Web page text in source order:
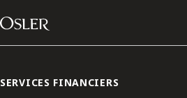
Passer au contenu
Main Navigation
SERVICES FINANCIERS